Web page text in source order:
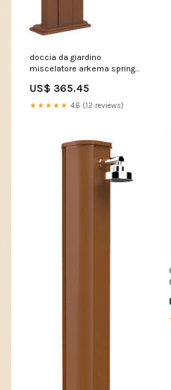
doccia da giardino
miscelatore arkema spring
L10B
US$ 365.45
★★★★★ 4.6 (12 reviews)